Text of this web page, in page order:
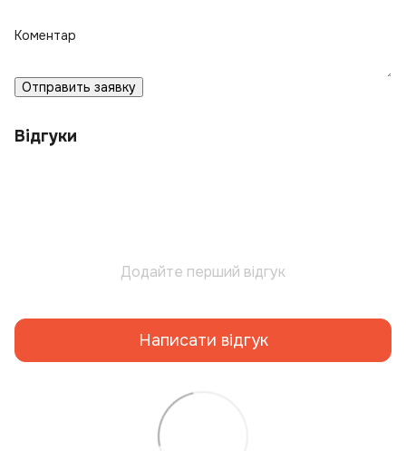
Коментар
Отправить заявку
Відгуки
Додайте перший відгук
Написати відгук